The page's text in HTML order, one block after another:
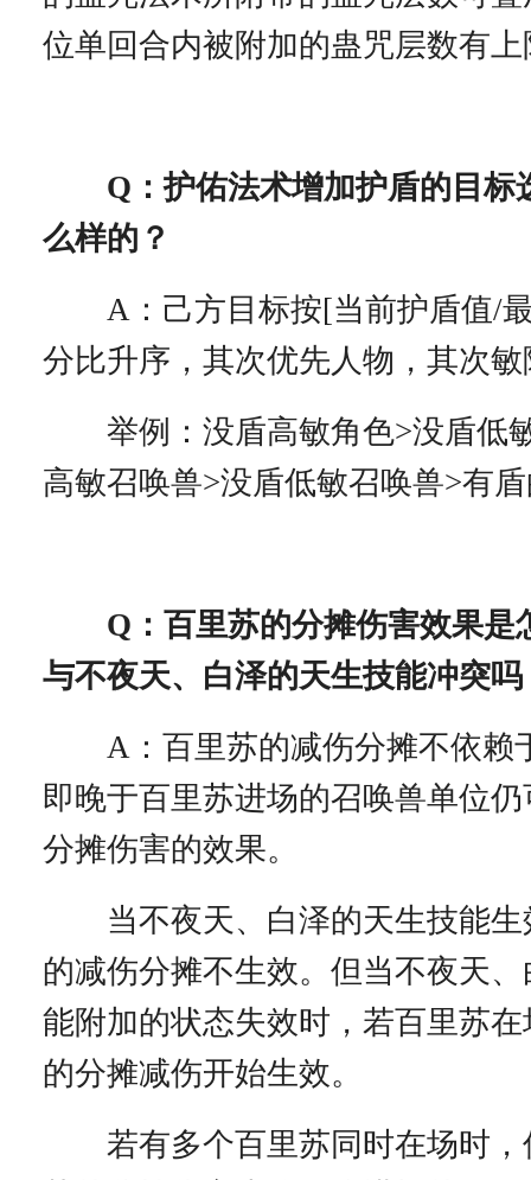
位单回合内被附加的蛊咒层数有上
Q：护佑法术增加护盾的目标
么样的？
A：己方目标按[当前护盾值/
分比升序，其次优先人物，其次
举例：没盾高敏角色>没盾低
高敏召唤兽>没盾低敏召唤兽>有
Q：百里苏的分摊伤害效果是
与不夜天、白泽的天生技能冲突吗
A：百里苏的减伤分摊不依赖
即晚于百里苏进场的召唤兽单位
分摊伤害的效果。
当不夜天、白泽的天生技能生
的减伤分摊不生效。但当不夜天
能附加的状态失效时，若百里苏
的分摊减伤开始生效。
若有多个百里苏同时在场时，